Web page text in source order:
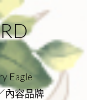
Eagle
內容品牌